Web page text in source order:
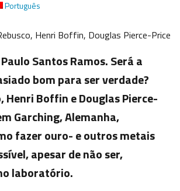
Português
Henri Boffin, Douglas Pierce-Price
Santos Ramos. Será a
bom para ser verdade?
Henri Boffin e Douglas Pierce-
Garching, Alemanha,
fazer ouro- e outros metais
apesar de não ser,
laboratório.